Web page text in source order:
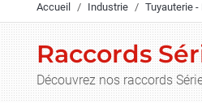
Accueil Industrie Tuyauterie
Raccords
Découvrez nos raccords